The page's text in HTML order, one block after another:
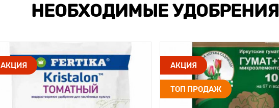
НЕОБХОДИМЫЕ УДОБРЕНИЯ
АКЦИЯ АКЦИЯ
ТОП ПРОДАЖ